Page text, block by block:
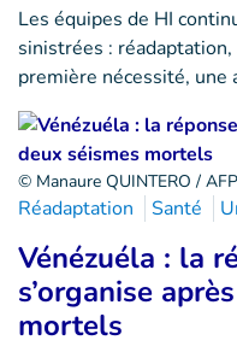
Les équipes de HI
sinistrées :
première nécessité, une
© Manaure QUINTERO / AFP
Réadaptation Santé
Vénézuéla : la
s’organise
mortels